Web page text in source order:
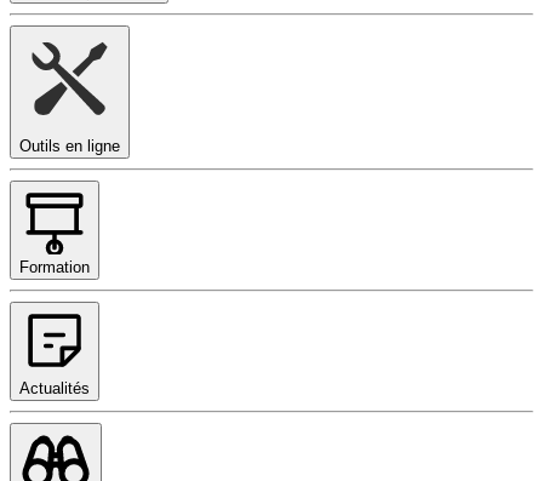
Outils en ligne
Formation
Actualités